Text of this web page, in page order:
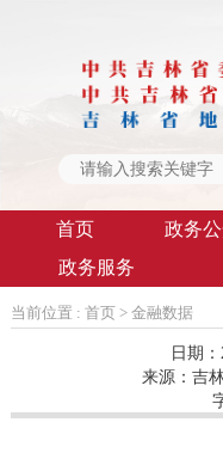
首页 政务
政务服务
当前位置 : 首页 > 金融数据
日期
来源： 吉